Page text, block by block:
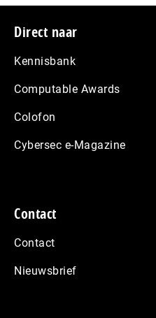
Footer
Direct naar
Kennisbank
Computable Awards
Colofon
Cybersec e-Magazine
Contact
Contact
Nieuwsbrief